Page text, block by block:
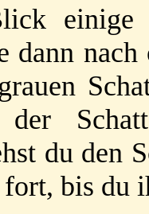
dann
der
du den
bis du